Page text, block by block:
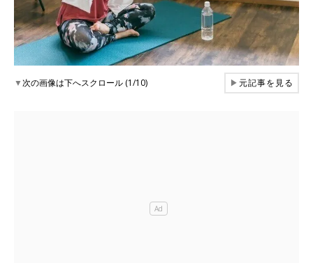
▼次の画像は下へスクロール (1/10) ▶元記事を見る